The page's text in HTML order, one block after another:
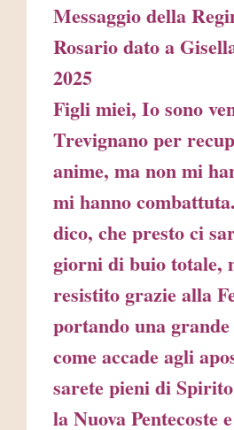
Messaggio della
Rosario dato a
2025
Figli miei, Io sono
Trevignano per
anime, ma non mi
mi hanno
dico, che presto ci
giorni di buio totale,
resistito grazie alla
portando una
come accade agli
sarete pieni di
la Nuova Pentecoste